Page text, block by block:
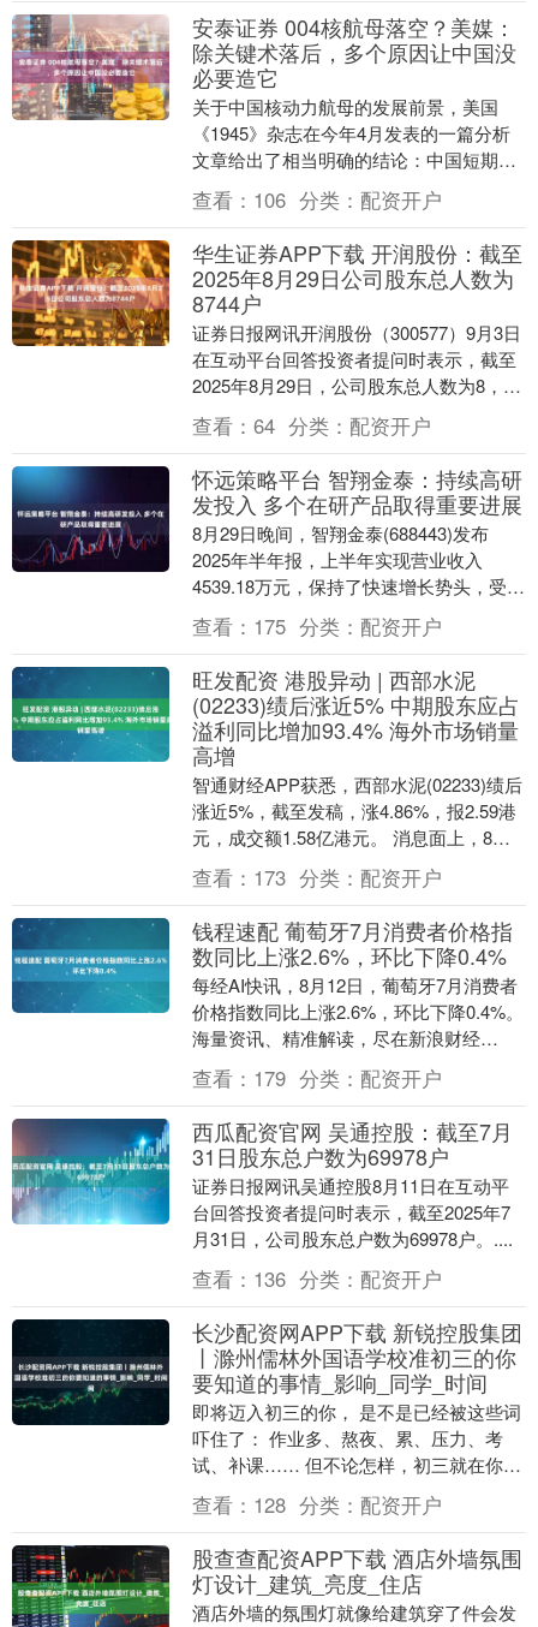
安泰证券 004核航母落空？美媒：
除关键术落后，多个原因让中国没
必要造它
关于中国核动力航母的发展前景，美国
《1945》杂志在今年4月发表的一篇分析
文章给出了相当明确的结论：中国短期内
不会建造核动力航母，甚至可能永远放弃
这一选项。这一....
查看： 106 分类： 配资开户
华生证券APP下载 开润股份：截至
2025年8月29日公司股东总人数为
8744户
证券日报网讯开润股份（300577）9月3日
在互动平台回答投资者提问时表示，截至
2025年8月29日，公司股东总人数为8，
744户。....
查看： 64 分类： 配资开户
怀远策略平台 智翔金泰：持续高研
发投入 多个在研产品取得重要进展
8月29日晚间，智翔金泰(688443)发布
2025年半年报，上半年实现营业收入
4539.18万元，保持了快速增长势头，受此
带动，公司亏损也有所收窄。 上半年，....
查看： 175 分类： 配资开户
旺发配资 港股异动 | 西部水泥
(02233)绩后涨近5% 中期股东应占
溢利同比增加93.4% 海外市场销量
高增
智通财经APP获悉，西部水泥(02233)绩后
涨近5%，截至发稿，涨4.86%，报2.59港
元，成交额1.58亿港元。 消息面上，8月
25日，西部水泥发布202....
查看： 173 分类： 配资开户
钱程速配 葡萄牙7月消费者价格指
数同比上涨2.6%，环比下降0.4%
每经AI快讯，8月12日，葡萄牙7月消费者
价格指数同比上涨2.6%，环比下降0.4%。
海量资讯、精准解读，尽在新浪财经
APP....
查看： 179 分类： 配资开户
西瓜配资官网 吴通控股：截至7月
31日股东总户数为69978户
证券日报网讯吴通控股8月11日在互动平
台回答投资者提问时表示，截至2025年7
月31日，公司股东总户数为69978户。....
查看： 136 分类： 配资开户
长沙配资网APP下载 新锐控股集团
丨滁州儒林外国语学校准初三的你
要知道的事情_影响_同学_时间
即将迈入初三的你， 是不是已经被这些词
吓住了： 作业多、熬夜、累、压力、考
试、补课…… 但不论怎样，初三就在你的
眼前， 你必须面对它。所以，以下八件
事， 准初三....
查看： 128 分类： 配资开户
股查查配资APP下载 酒店外墙氛围
灯设计_建筑_亮度_住店
酒店外墙的氛围灯就像给建筑穿了件会发